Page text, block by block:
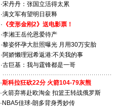
·宋丹丹：张国立活得太累
·满文军有望明日获释
· 《变形金刚2》送电影票！
·李湘王岳伦恩爱待产
·黎姿怀孕大肚照曝光 月用30万安胎
·阿娇懒理冠希返港:不关我的事
·古巨基：我与霆锋都是一哥
·斯科拉狂砍22分 火箭104-79灰熊
·火箭弃将赴欧淘金 扣篮王转战俄罗斯
· NBA5佳球-朗多背身秀妙传